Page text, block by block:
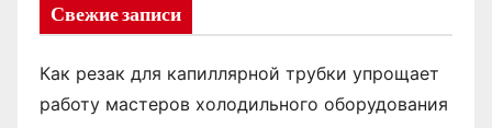
Свежие записи
Как резак для капиллярной трубки упрощает
работу мастеров холодильного оборудования